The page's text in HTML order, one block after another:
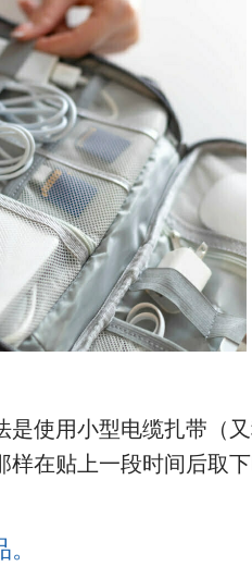
是使用小型电缆扎带（
样在贴上一段时间后取